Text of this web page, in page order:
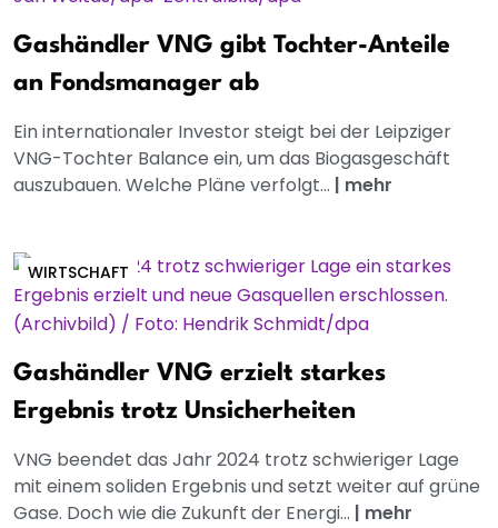
Gashändler VNG gibt Tochter-Anteile
an Fondsmanager ab
Ein internationaler Investor steigt bei der Leipziger
VNG-Tochter Balance ein, um das Biogasgeschäft
auszubauen. Welche Pläne verfolgt... | mehr
WIRTSCHAFT
Gashändler VNG erzielt starkes
Ergebnis trotz Unsicherheiten
VNG beendet das Jahr 2024 trotz schwieriger Lage
mit einem soliden Ergebnis und setzt weiter auf grüne
Gase. Doch wie die Zukunft der Energi... | mehr